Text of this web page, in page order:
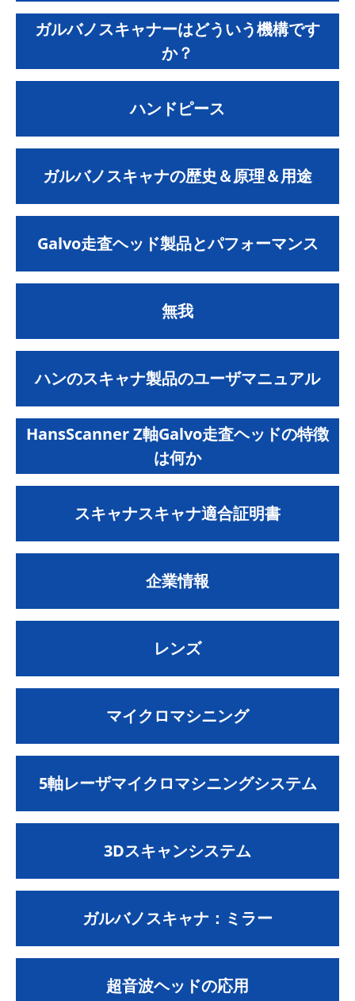
ガルバノスキャナーはどういう機構です
か？
ハンドピース
ガルバノスキャナの歴史＆原理＆用途
Galvo走査ヘッド製品とパフォーマンス
無我
ハンのスキャナ製品のユーザマニュアル
HansScanner Z軸Galvo走査ヘッドの特徴
は何か
スキャナスキャナ適合証明書
企業情報
レンズ
マイクロマシニング
5軸レーザマイクロマシニングシステム
3Dスキャンシステム
ガルバノスキャナ：ミラー
超音波ヘッドの応用